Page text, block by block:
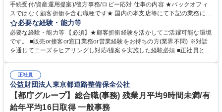
手続受付/資産運用提案)/後方事務/ロビー応対 仕事の内容 ★バックオフィ
スではなく顧客折衝を含む職種です★ 国内の本支店等にて下記の業務に従
事していただきます。 ■窓口/後方/ロビーにて事務手続等の受付・オペレ
ーション、お客様対応 ■窓口にて、ご来店された個人のお客様に対して金
融商品のご提案 ■効率的な事務運用の検討・構築等 ≪業務紹介：ご応募前
に必ずご覧ください≫ ※記事 https://www.mysite.bk.mufg.jp/career/circle/
必要な経験・能力等
必要な経験・能力等 【必須】★顧客折衝経験を活かしてご活躍可能な環境
です。 ■販売or接客or窓口業務or営業経験をお持ちの方(業界不問) ※対話
を通じてニーズをヒアリングし対応/提案を実施した経験必須 ■正社員とし
るので安心して入行いただけます。 幅広いキャリアの選択肢があり、公募
や社内副業等を活用し、 一人ひとりが挑戦できるカルチャーが浸透してい
ます。 学歴・資格 学歴：大学院 大学 高専 短大 専修学校 高校 語学力：
資格：
正社員
公益財団法人東京都道路整備保全公社
【都庁グループ】総合職(事務) 残業月平均9時間未満/有
給年平均16日取得 一般事務